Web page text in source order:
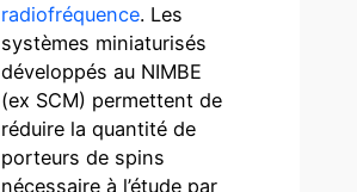
radiofréquence. Les
systèmes miniaturisés
développés au NIMBE
(ex SCM) permettent de
réduire la quantité de
porteurs de spins
nécessaire à l’étude par